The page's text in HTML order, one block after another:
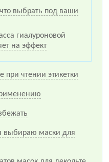
выбрать под ваши
гиалуроновой
на эффект
при чтении этикетки
выбираю маски для